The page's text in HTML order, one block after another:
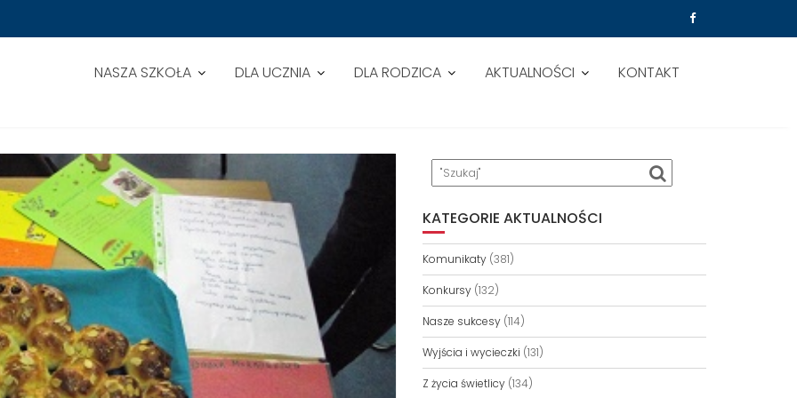
NASZA SZKOŁA DLA UCZNIA DLA RODZICA AKTUALNOŚCI KONTAKT
POTRAWĘ WIELKANOCNĄ
KATEGORIE AKTUALNOŚCI
Komunikaty(381)
Konkursy(132)
Nasze sukcesy(114)
Wyjścia i wycieczki (131)
Z życia świetlicy(134)